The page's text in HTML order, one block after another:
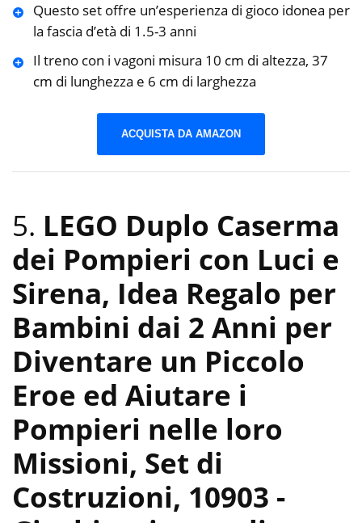
Questo set offre un’esperienza di gioco idonea per
la fascia d’età di 1.5-3 anni
Il treno con i vagoni misura 10 cm di altezza, 37
cm di lunghezza e 6 cm di larghezza
ACQUISTA DA AMAZON
5. LEGO Duplo Caserma
dei Pompieri con Luci e
Sirena, Idea Regalo per
Bambini dai 2 Anni per
Diventare un Piccolo
Eroe ed Aiutare i
Pompieri nelle loro
Missioni, Set di
Costruzioni, 10903 -